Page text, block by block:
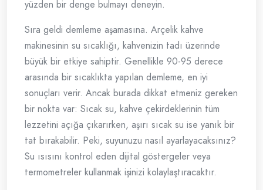
yüzden bir denge bulmayı deneyin.
Sıra geldi demleme aşamasına. Arçelik kahve
makinesinin su sıcaklığı, kahvenizin tadı üzerinde
büyük bir etkiye sahiptir. Genellikle 90-95 derece
arasında bir sıcaklıkta yapılan demleme, en iyi
sonuçları verir. Ancak burada dikkat etmeniz gereken
bir nokta var: Sıcak su, kahve çekirdeklerinin tüm
lezzetini açığa çıkarırken, aşırı sıcak su ise yanık bir
tat bırakabilir. Peki, suyunuzu nasıl ayarlayacaksınız?
Su ısısını kontrol eden dijital göstergeler veya
termometreler kullanmak işinizi kolaylaştıracaktır.